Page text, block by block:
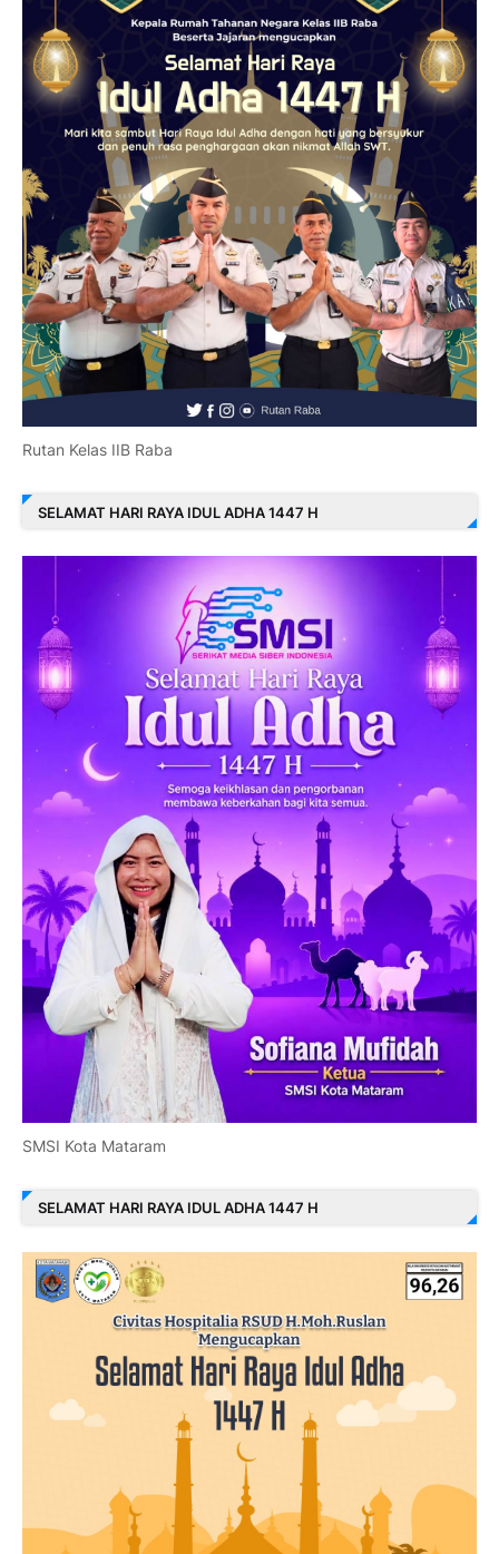
Rutan Kelas IIB Raba
SELAMAT HARI RAYA IDUL ADHA 1447 H
SMSI Kota Mataram
SELAMAT HARI RAYA IDUL ADHA 1447 H